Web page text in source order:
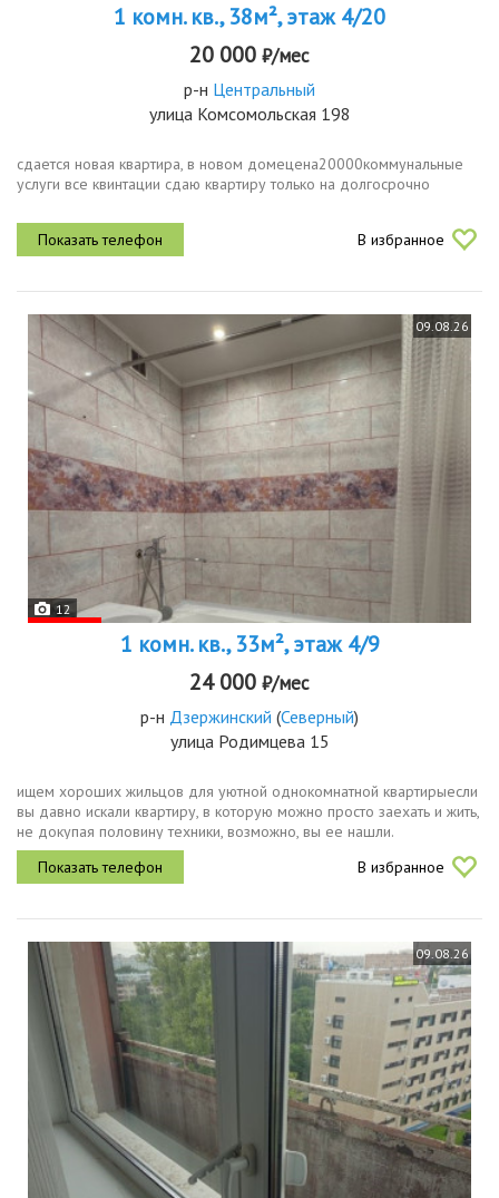
1 комн. кв., 38м², этаж 4/20
20 000 ₽/мес
р-н Центральный
улица Комсомольская 198
сдается новая квартира, в новом домецена20000коммунальные
услуги все квинтации сдаю квартиру только на долгосрочно
В избранное
09.08.26
12
1 комн. кв., 33м², этаж 4/9
24 000 ₽/мес
р-н Дзержинский (Северный)
улица Родимцева 15
ищем хороших жильцов для уютной однокомнатной квартирыесли
вы давно искали квартиру, в которую можно просто заехать и жить,
не докупая половину техники, возможно, вы ее нашли.
оренбург33,4 м²4 этажв квартире уже есть всё необходимое для
комфортной...
В избранное
09.08.26